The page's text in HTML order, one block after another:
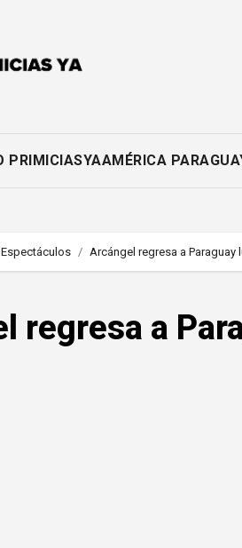
PRIMICIASYAAMÉRICA
Espectáculos Arcángel regresa a
regresa a